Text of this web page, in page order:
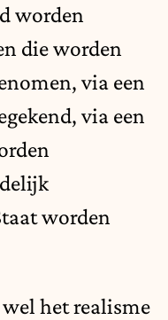
worden
die worden
via een
via een
worden
het realisme